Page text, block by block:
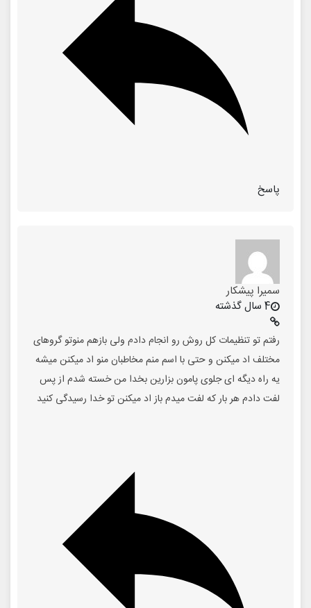
پاسخ
سمیرا پیشکار
4 سال گذشته
رفتم تو تنظیمات کل روش رو انجام دادم ولی بازهم منوتو گروهای
مختلف اد میکنن و حتی با اسم منم مخاطبان منو اد میکنن میشه
یه راه دیگه ای جلوی پامون بزارین بخدا من خسته شدم از پس
لفت دادم هر بار که لفت میدم باز اد میکنن تو خدا رسیدگی کنید